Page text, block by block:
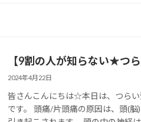
【9割の人が知らない★つ
2024年4月22日
皆さんこんにちは☆本日は、つら
です。 頭痛/片頭痛の原因は、頭(